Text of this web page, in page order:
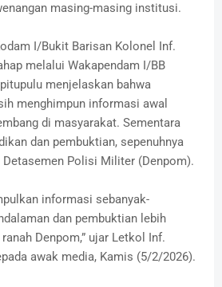
masing-masing institusi.
I/Bukit Barisan Kolonel Inf.
melalui Wakapendam I/BB
menjelaskan bahwa
menghimpun informasi awal
di masyarakat. Sementara
dan pembuktian, sepenuhnya
Detasemen Polisi Militer (Denpom).
informasi sebanyak-
dan pembuktian lebih
Denpom,” ujar Letkol Inf.
awak media, Kamis (5/2/2026).